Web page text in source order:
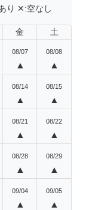
り ✕:空なし
金 土
08/07
▲
08/08
▲
08/14
▲
08/15
▲
08/21
▲
08/22
▲
08/28
▲
08/29
▲
09/04
▲
09/05
▲